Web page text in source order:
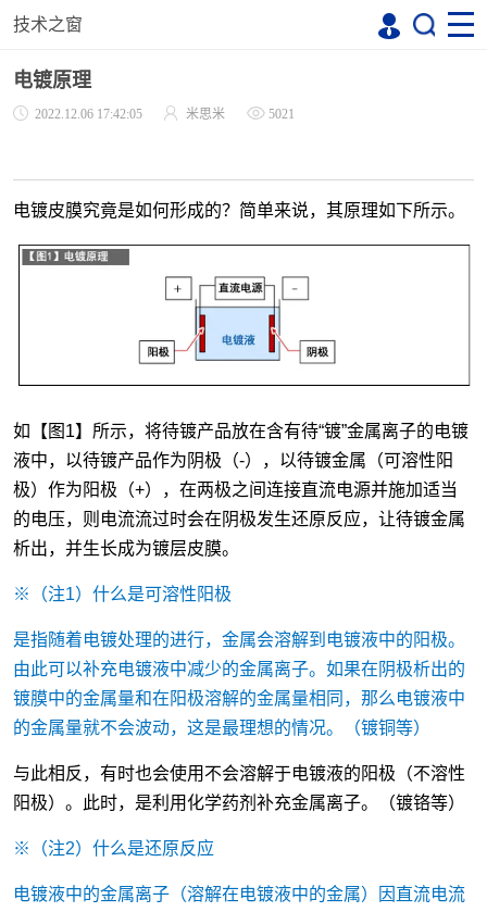
技术之窗
电镀原理
2022.12.06 17:42:05 米思米 5021
电镀皮膜究竟是如何形成的？简单来说，其原理如下所示。
如【图1】所示，将待镀产品放在含有待“镀”金属离子的电镀
液中，以待镀产品作为阴极（-），以待镀金属（可溶性阳
极）作为阳极（+），在两极之间连接直流电源并施加适当
的电压，则电流流过时会在阴极发生还原反应，让待镀金属
析出，并生长成为镀层皮膜。
※（注1）什么是可溶性阳极
是指随着电镀处理的进行，金属会溶解到电镀液中的阳极。
由此可以补充电镀液中减少的金属离子。如果在阴极析出的
镀膜中的金属量和在阳极溶解的金属量相同，那么电镀液中
的金属量就不会波动，这是最理想的情况。（镀铜等）
与此相反，有时也会使用不会溶解于电镀液的阳极（不溶性
阳极）。此时，是利用化学药剂补充金属离子。（镀铬等）
※（注2）什么是还原反应
电镀液中的金属离子（溶解在电镀液中的金属）因直流电流